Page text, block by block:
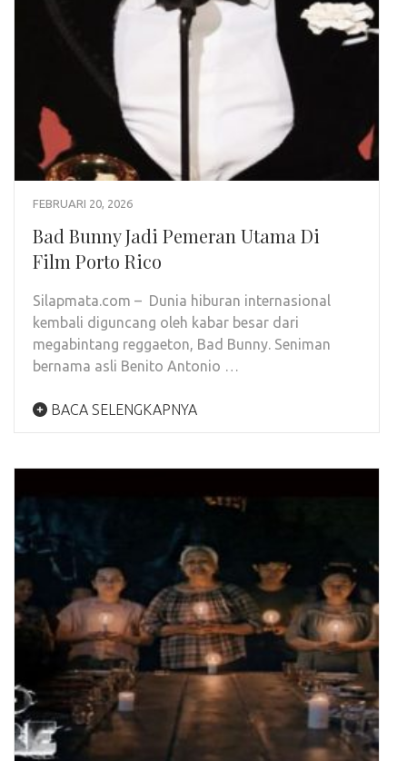
FEBRUARI 20, 2026
Bad Bunny Jadi Pemeran Utama Di
Film Porto Rico
Silapmata.com – Dunia hiburan internasional
kembali diguncang oleh kabar besar dari
megabintang reggaeton, Bad Bunny. Seniman
bernama asli Benito Antonio …
BACA SELENGKAPNYA